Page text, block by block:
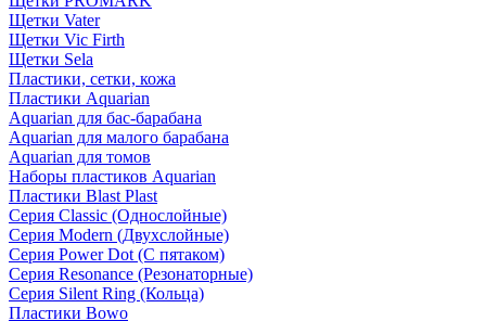
Щетки Vater
Щетки Vic Firth
Щетки Sela
Пластики, сетки, кожа
Пластики Aquarian
Aquarian для бас-барабана
Aquarian для малого барабана
Aquarian для томов
Наборы пластиков Aquarian
Пластики Blast Plast
Серия Classic (Однослойные)
Серия Modern (Двухслойные)
Серия Power Dot (С пятаком)
Серия Resonance (Резонаторные)
Серия Silent Ring (Кольца)
Пластики Bowo